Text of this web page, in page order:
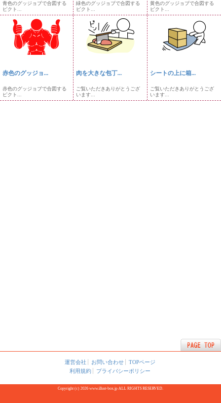
青色のグッジョブで合図する
ピクト...
緑色のグッジョブで合図する
ピクト...
黄色のグッジョブで合図する
ピクト...
赤色のグッジョ...
赤色のグッジョブで合図する
ピクト...
肉を大きな包丁...
ご覧いただきありがとうござ
います...
シートの上に箱...
ご覧いただきありがとうござ
います...
運営会社 お問い合わせ
TOPページ
利用規約
プライバシーポリシー
Copyright (c) 2026 www.illust-box.jp ALL RIGHTS RESERVED.